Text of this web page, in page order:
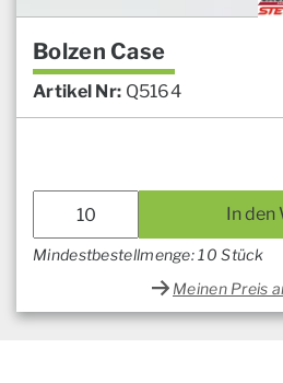
Bolzen Case
Artikel Nr: Q5164
In
Mindestbestellmenge: 10 Stück
Meinen Preis